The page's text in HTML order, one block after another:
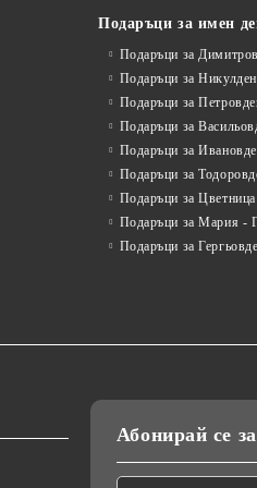
Подаръци за имен
Подаръци за
Подаръци за Никулден
Подаръци за
Подаръци за
Подаръци за
Подаръци за
Подаръци за Цветница
Подаръци за Мария -
Подаръци за
Абонирай се